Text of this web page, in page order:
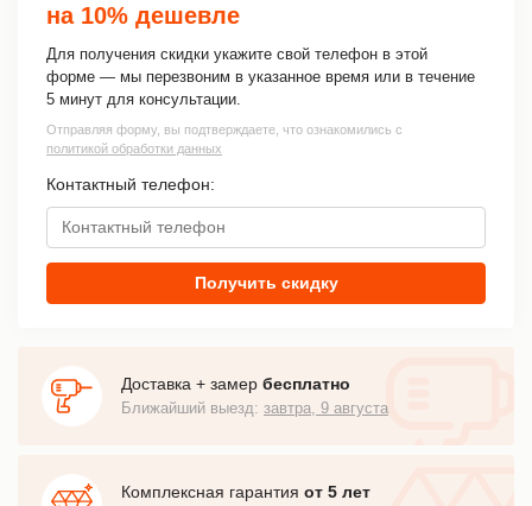
на 10% дешевле
Для получения скидки укажите свой телефон в этой
форме — мы перезвоним в указанное время или в течение
5 минут для консультации.
Отправляя форму, вы подтверждаете, что ознакомились с
политикой обработки данных
Контактный телефон:
Получить скидку
Доставка + замер бесплатно
Ближайший выезд: завтра, 9 августа
Комплексная гарантия от 5 лет